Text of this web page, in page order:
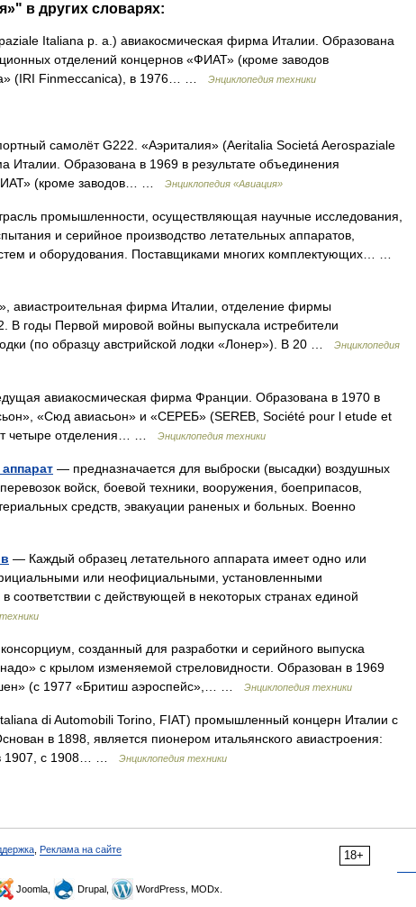
в других словарях:
Italiana p. a.) авиакосмическая фирма Италии. Образована
отделений концернов «ФИАТ» (кроме заводов
(IRI Finmeccanica), в 1976… …
Энциклопедия техники
самолёт G222. «Аэриталия» (Aeritalia Societá Aerospaziale
Образована в 1969 в результате объединения
(кроме заводов… …
Энциклопедия «Авиация»
промышленности, осуществляющая научные исследования,
и серийное производство летательных аппаратов,
и оборудования. Поставщиками многих комплектующих… …
авиастроительная фирма Италии, отделение фирмы
В годы Первой мировой войны выпускала истребители
(по образцу австрийской лодки «Лонер»). В 20 …
Энциклопедия
авиакосмическая фирма Франции. Образована в 1970 в
«Сюд авиасьон» и «СЕРЕБ» (SEREB, Société pour l etude et
четыре отделения… …
Энциклопедия техники
— предназначается для выброски (высадки) воздушных
войск, боевой техники, вооружения, боеприпасов,
средств, эвакуации раненых и больных. Военно
— Каждый образец летательного аппарата имеет одно или
или неофициальными, установленными
соответствии с действующей в некоторых странах единой
созданный для разработки и серийного выпуска
с крылом изменяемой стреловидности. Образован в 1969
(с 1977 «Бритиш аэроспейс»,… …
Энциклопедия техники
di Automobili Torino, FIAT) промышленный концерн Италии с
в 1898, является пионером итальянского авиастроения:
в 1907, с 1908… …
Энциклопедия техники
18+
Реклама на сайте
Joomla, Drupal, WordPress, MODx.